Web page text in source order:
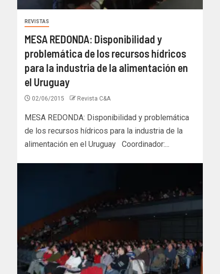
REVISTAS
MESA REDONDA: Disponibilidad y
problemática de los recursos hídricos
para la industria de la alimentación en
el Uruguay
02/06/2015 Revista C&A
MESA REDONDA: Disponibilidad y problemática
de los recursos hídricos para la industria de la
alimentación en el Uruguay Coordinador:...